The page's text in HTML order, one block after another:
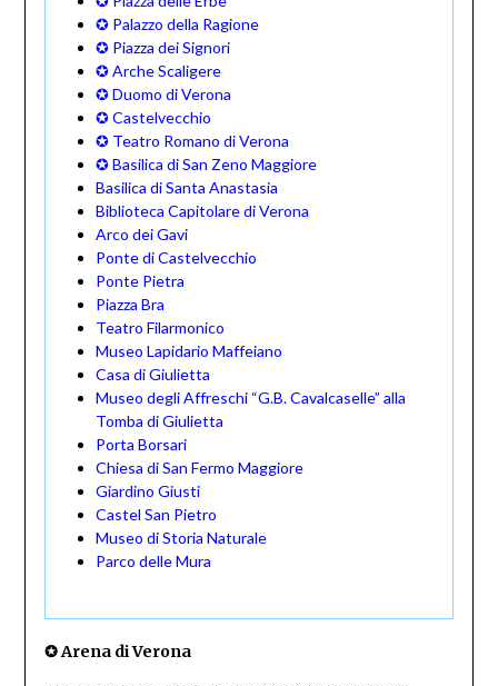
✪ Palazzo della Ragione
✪ Piazza dei Signori
✪ Arche Scaligere
✪ Duomo di Verona
✪ Castelvecchio
✪ Teatro Romano di Verona
✪ Basilica di San Zeno Maggiore
Basilica di Santa Anastasia
Biblioteca Capitolare di Verona
Arco dei Gavi
Ponte di Castelvecchio
Ponte Pietra
Piazza Bra
Teatro Filarmonico
Museo Lapidario Maffeiano
Casa di Giulietta
Museo degli Affreschi “G.B. Cavalcaselle” alla
Tomba di Giulietta
Porta Borsari
Chiesa di San Fermo Maggiore
Giardino Giusti
Castel San Pietro
Museo di Storia Naturale
Parco delle Mura
✪ Arena di Verona